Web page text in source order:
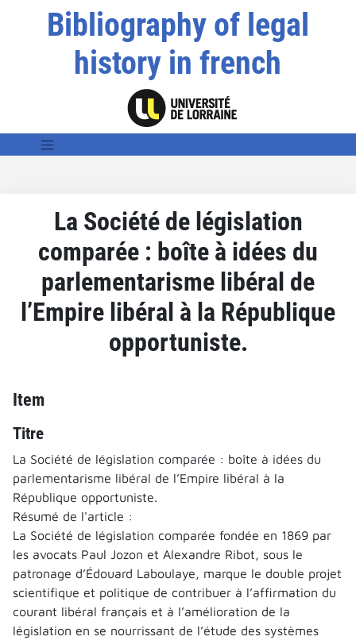
Bibliography of legal
history in french
La Société de législation
comparée : boîte à idées du
parlementarisme libéral de
l’Empire libéral à la République
opportuniste.
Item
Titre
La Société de législation comparée : boîte à idées du
parlementarisme libéral de l’Empire libéral à la
République opportuniste.
Résumé de l'article :
La Société de législation comparée fondée en 1869 par
les avocats Paul Jozon et Alexandre Ribot, sous le
patronage d’Édouard Laboulaye, marque le double projet
scientifique et politique de contribuer à l’affirmation du
courant libéral français et à l’amélioration de la
législation en se nourrissant de l’étude des systèmes